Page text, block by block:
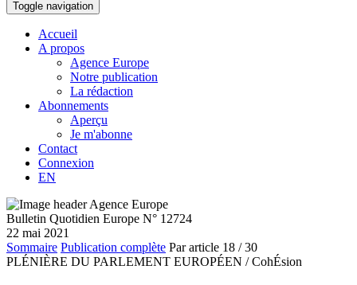
Toggle navigation
Accueil
A propos
Agence Europe
Notre publication
La rédaction
Abonnements
Aperçu
Je m'abonne
Contact
Connexion
EN
Bulletin Quotidien Europe N° 12724
22 mai 2021
Sommaire Publication complète Par article 18 / 30
PLÉNIÈRE DU PARLEMENT EUROPÉEN / CohÉsion